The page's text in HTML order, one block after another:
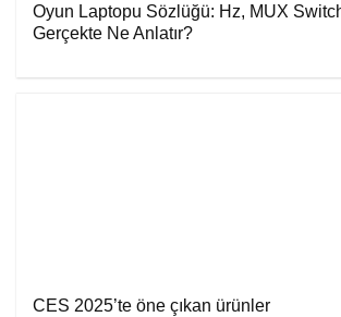
Oyun Laptopu Sözlüğü: Hz, MUX
Gerçekte Ne Anlatır?
CES 2025’te öne çıkan ürünler